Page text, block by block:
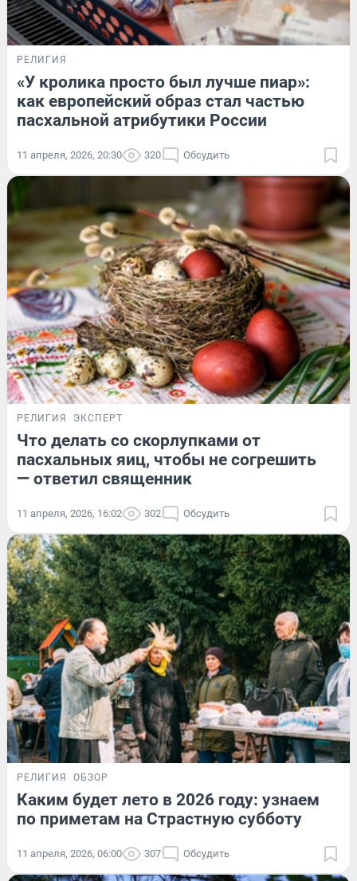
РЕЛИГИЯ
«У кролика просто был лучше пиар»:
как европейский образ стал частью
пасхальной атрибутики России
11 апреля, 2026, 20:30 320 Обсудить
РЕЛИГИЯ ЭКСПЕРТ
Что делать со скорлупками от
пасхальных яиц, чтобы не согрешить
— ответил священник
11 апреля, 2026, 16:02 302 Обсудить
РЕЛИГИЯ ОБЗОР
Каким будет лето в 2026 году: узнаем
по приметам на Страстную субботу
11 апреля, 2026, 06:00 307 Обсудить